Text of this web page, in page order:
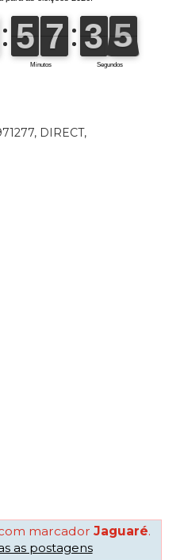
DIRECT,
marcadorJaguaré.
as postagens